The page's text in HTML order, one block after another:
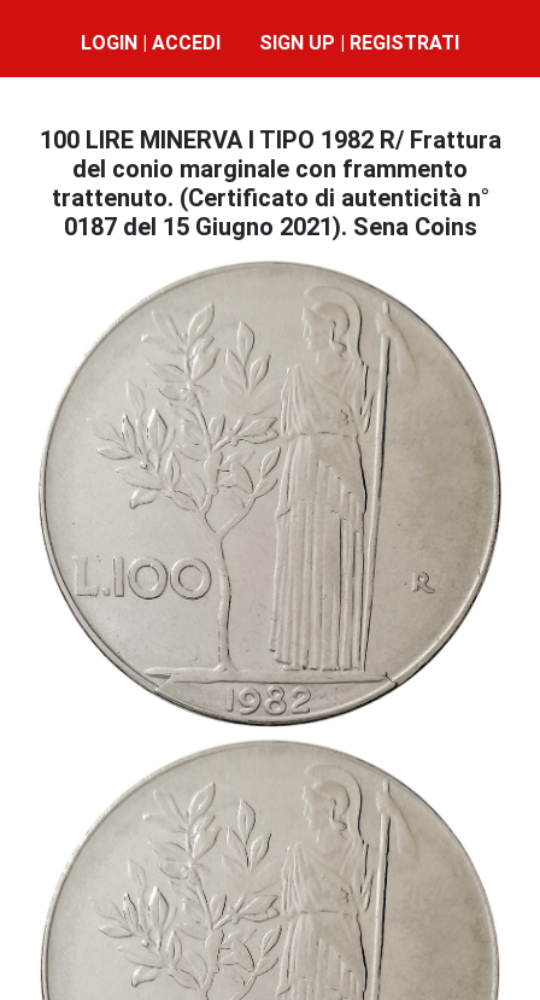
LOGIN | ACCEDI SIGN UP | REGISTRATI
100 LIRE MINERVA I TIPO 1982 R/ Frattura
del conio marginale con frammento
trattenuto. (Certificato di autenticità n°
0187 del 15 Giugno 2021). Sena Coins